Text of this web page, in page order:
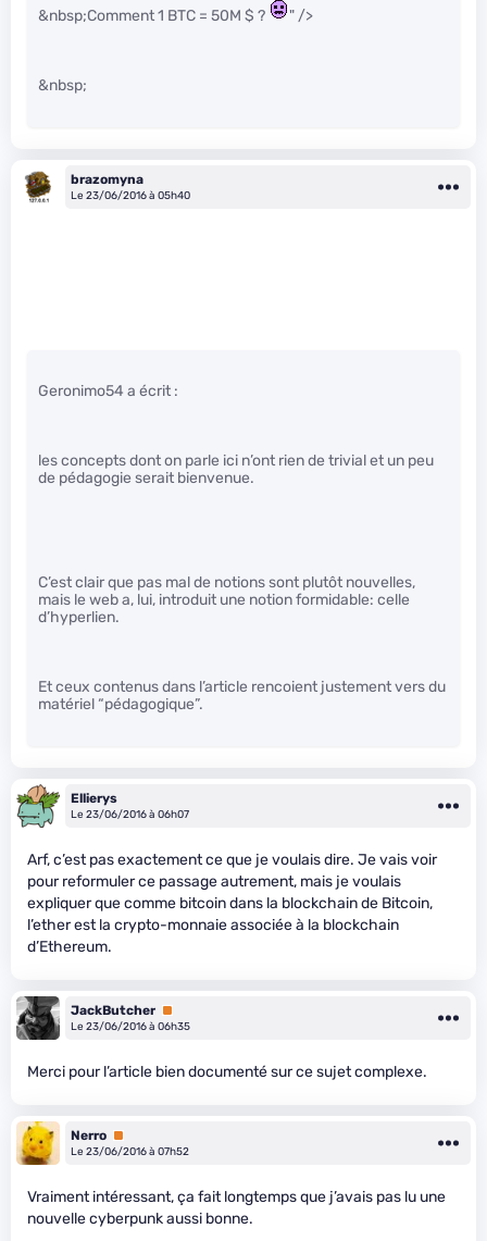
&nbsp;Comment 1 BTC = 50M $ ? " />
&nbsp;
brazomyna
Le 23/06/2016 à 05h40
Geronimo54 a écrit :
les concepts dont on parle ici n’ont rien de trivial et un peu
de pédagogie serait bienvenue.
C’est clair que pas mal de notions sont plutôt nouvelles,
mais le web a, lui, introduit une notion formidable: celle
d’hyperlien.
Et ceux contenus dans l’article rencoient justement vers du
matériel “pédagogique”.
Ellierys
Le 23/06/2016 à 06h07
Arf, c’est pas exactement ce que je voulais dire. Je vais voir
pour reformuler ce passage autrement, mais je voulais
expliquer que comme bitcoin dans la blockchain de Bitcoin,
l’ether est la crypto-monnaie associée à la blockchain
d’Ethereum.
JackButcher Premium
Le 23/06/2016 à 06h35
Merci pour l’article bien documenté sur ce sujet complexe.
Nerro Premium
Le 23/06/2016 à 07h52
Vraiment intéressant, ça fait longtemps que j’avais pas lu une
nouvelle cyberpunk aussi bonne.